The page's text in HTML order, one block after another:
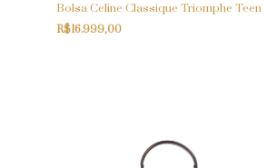
Bolsa Celine Classique Triomphe Teen
R$16.999,00